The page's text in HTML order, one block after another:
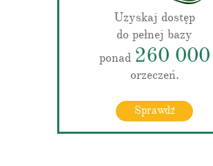
Uzyskaj dostęp
do pełnej bazy
ponad 260 000
orzeczeń.
Sprawdź